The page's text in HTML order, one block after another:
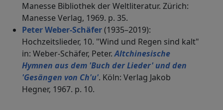
Manesse Bibliothek der Weltliteratur. Zürich:
Manesse Verlag, 1969. p. 35.
Peter Weber-Schäfer(1935–2019):
Hochzeitslieder, 10. "Wind und Regen sind kalt"
in: Weber-Schäfer, Peter.Altchinesische
Hymnen aus dem 'Buch der Lieder' und den
'Gesängen von Ch'u'. Köln: Verlag Jakob
Hegner, 1967. p. 10.